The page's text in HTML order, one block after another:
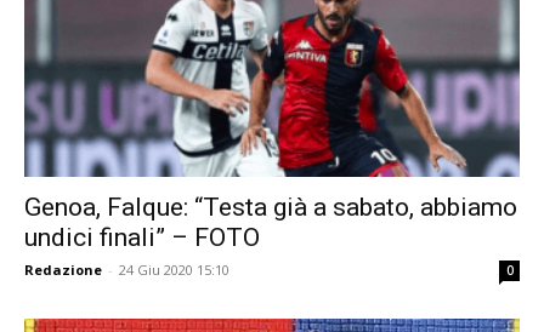
Genoa, Falque: “Testa già a sabato, abbiamo
undici finali” – FOTO
Redazione - 24 Giu 2020 15:10 0